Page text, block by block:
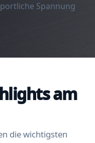
Spannung
am
die wichtigsten